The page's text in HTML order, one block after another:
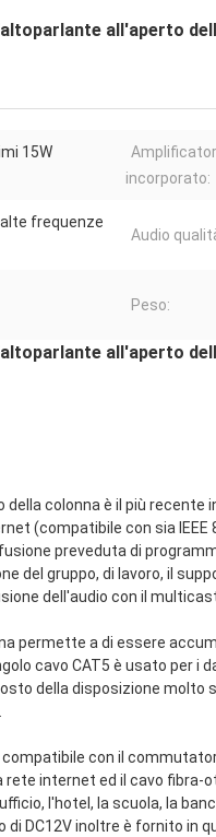
all'aperto
15W
incorporato:
frequenze
Audio
Peso:
all'aperto
della colonna è il più recente
(compatibile con sia IEEE
preveduta di
del gruppo, di lavoro, il
dell'audio con il
permette a di essere
cavo CAT5 è usato per i
della disposizione molto
con il
rete internet ed il cavo
l'hotel, la scuola, la
di DC12V inoltre è fornito in